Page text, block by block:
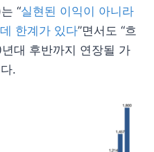
“실현된 이익이 아니라
한계가 있다”면서도 “흐
대 후반까지 연장될 가
.